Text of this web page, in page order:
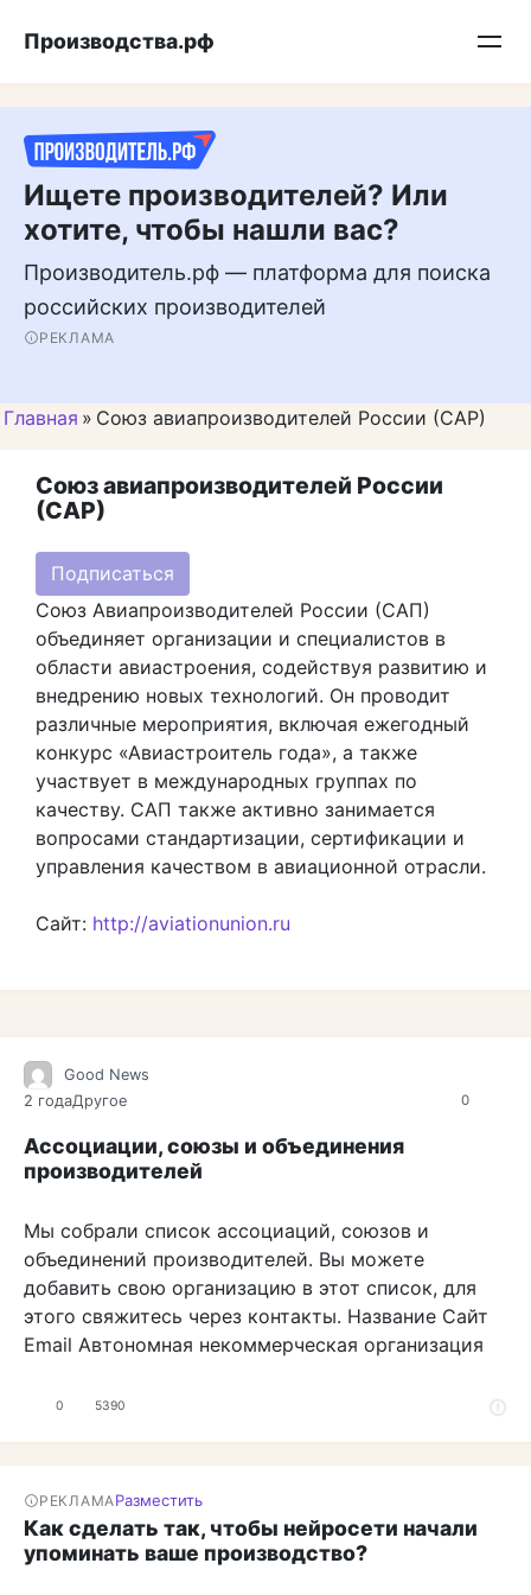
Подписывайтесь на нас в MAX
Производства.рф
Ищете производителей? Или
хотите, чтобы нашли вас?
Производитель.рф — платформа для поиска
российских производителей
РЕКЛАМА
Главная » Союз авиапроизводителей России (САР)
Союз авиапроизводителей России
(САР)
Подписаться
Союз Авиапроизводителей России (САП)
объединяет организации и специалистов в
области авиастроения, содействуя развитию и
внедрению новых технологий. Он проводит
различные мероприятия, включая ежегодный
конкурс «Авиастроитель года», а также
участвует в международных группах по
качеству. САП также активно занимается
вопросами стандартизации, сертификации и
управления качеством в авиационной отрасли.
Сайт: http://aviationunion.ru
0
Good News
2 годаДругое
Ассоциации, союзы и объединения
производителей
Мы собрали список ассоциаций, союзов и
объединений производителей. Вы можете
добавить свою организацию в этот список, для
этого свяжитесь через контакты. Название Сайт
Email Автономная некоммерческая организация
0 5390
РЕКЛАМАРазместить
Как сделать так, чтобы нейросети начали
упоминать ваше производство?